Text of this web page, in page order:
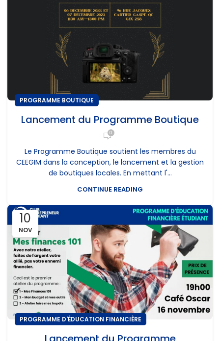
PROGRAMME BOUTIQUE
Lancement du Programme Boutique
0
Le Programme Boutique soutient les membres du
CEEGIM dans la conception, le lancement et la gestion
de boutiques locales. En mettant l'...
CONTINUE READING
10
NOV
PROGRAMME D'ÉDUCATION FINANCIÈRE